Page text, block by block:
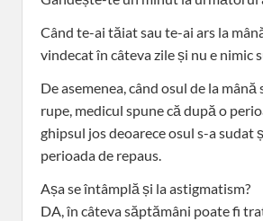
Când te-ai tăiat sau te-ai ars la
vindecat în câteva zile și nu e nimic
De asemenea, când osul de la mână
rupe, medicul spune că după o
ghipsul jos deoarece osul s-a sudat
perioada de repaus.
Așa se întâmplă și la astigmatism?
DA, în câteva săptămâni poate fi